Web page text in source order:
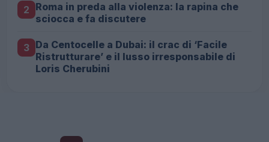
2 Roma in preda alla violenza: la rapina che
sciocca e fa discutere
3 Da Centocelle a Dubai: il crac di ‘Facile
Ristrutturare’ e il lusso irresponsabile di
Loris Cherubini